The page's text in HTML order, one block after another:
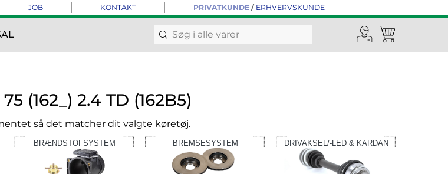
JOB KONTAKT PRIVATKUNDE/ ERHVERVSKUNDE
(162_) 2.4 TD (162B5)
så det matcher dit valgte køretøj.
BRÆNDSTOFSYSTEM BREMSESYSTEM DRIVAKSEL/-LED & KARDAN